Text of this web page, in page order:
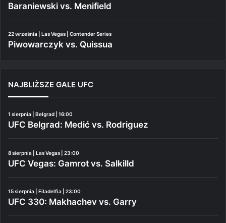
Baraniewski vs. Menifield
22 września | Las Vegas | Contender Series
Piwowarczyk vs. Quissua
NAJBLIŻSZE GALE UFC
1 sierpnia | Belgrad | 16:00
UFC Belgrad: Medić vs. Rodriguez
8 sierpnia | Las Vegas | 23:00
UFC Vegas: Gamrot vs. Salkilld
15 sierpnia | Filadelfia | 23:00
UFC 330: Makhachev vs. Garry